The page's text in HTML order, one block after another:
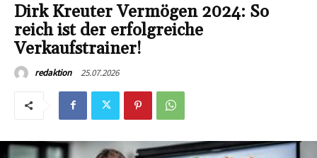
Dirk Kreuter Vermögen 2024: So
reich ist der erfolgreiche
Verkaufstrainer!
redaktion 25.07.2026